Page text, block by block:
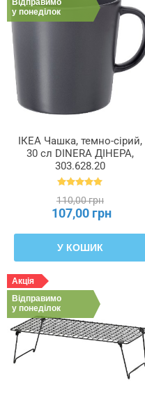
Відправимо
у понеділок
ІКЕА Чашка, темно-сірий,
30 сл DINERA ДІНЕРА,
303.628.20
110,00 грн
107,00 грн
У КОШИК
Акція
Відправимо
у понеділок